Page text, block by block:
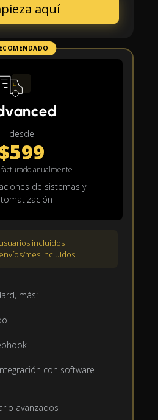
aquí
desde
anualmente
de sistemas y
incluidos
mes incluidos
más:
con software
avanzados